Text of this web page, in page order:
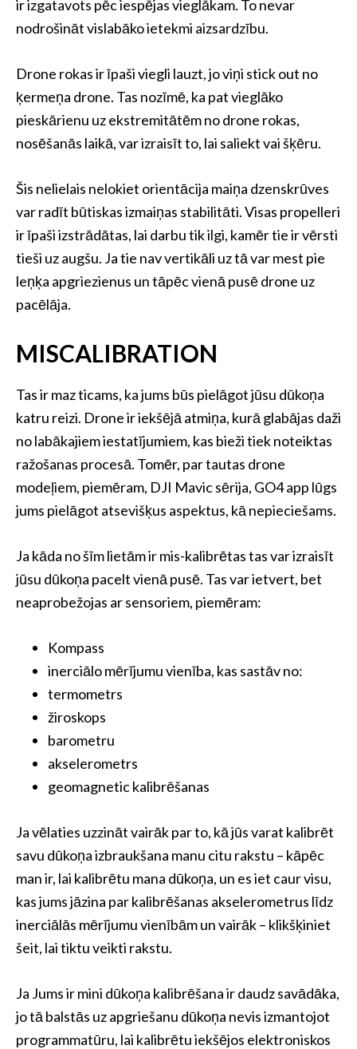
ir izgatavots pēc iespējas vieglākam. To nevar
nodrošināt vislabāko ietekmi aizsardzību.
Drone rokas ir īpaši viegli lauzt, jo viņi stick out no
ķermeņa drone. Tas nozīmē, ka pat vieglāko
pieskārienu uz ekstremitātēm no drone rokas,
nosēšanās laikā, var izraisīt to, lai saliekt vai šķēru.
Šis nelielais nelokiet orientācija maiņa dzenskrūves
var radīt būtiskas izmaiņas stabilitāti. Visas propelleri
ir īpaši izstrādātas, lai darbu tik ilgi, kamēr tie ir vērsti
tieši uz augšu. Ja tie nav vertikāli uz tā var mest pie
leņķa apgriezienus un tāpēc vienā pusē drone uz
pacēlāja.
MISCALIBRATION
Tas ir maz ticams, ka jums būs pielāgot jūsu dūkoņa
katru reizi. Drone ir iekšējā atmiņa, kurā glabājas daži
no labākajiem iestatījumiem, kas bieži tiek noteiktas
ražošanas procesā. Tomēr, par tautas drone
modeļiem, piemēram, DJI Mavic sērija, GO4 app lūgs
jums pielāgot atsevišķus aspektus, kā nepieciešams.
Ja kāda no šīm lietām ir mis-kalibrētas tas var izraisīt
jūsu dūkoņa pacelt vienā pusē. Tas var ietvert, bet
neaprobežojas ar sensoriem, piemēram:
Kompass
inerciālo mērījumu vienība, kas sastāv no:
termometrs
žiroskops
barometru
akselerometrs
geomagnetic kalibrēšanas
Ja vēlaties uzzināt vairāk par to, kā jūs varat kalibrēt
savu dūkoņa izbraukšana manu citu rakstu – kāpēc
man ir, lai kalibrētu mana dūkoņa, un es iet caur visu,
kas jums jāzina par kalibrēšanas akselerometrus līdz
inerciālās mērījumu vienībām un vairāk – klikšķiniet
šeit, lai tiktu veikti rakstu.
Ja Jums ir mini dūkoņa kalibrēšana ir daudz savādāka,
jo tā balstās uz apgriešanu dūkoņa nevis izmantojot
programmatūru, lai kalibrētu iekšējos elektroniskos